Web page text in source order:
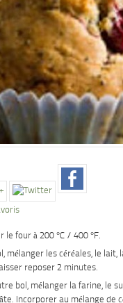
le four à 200 °C / 400 °F.
mélanger les céréales, le lait,
reposer 2 minutes.
bol, mélanger la farine, le
Incorporer au mélange de